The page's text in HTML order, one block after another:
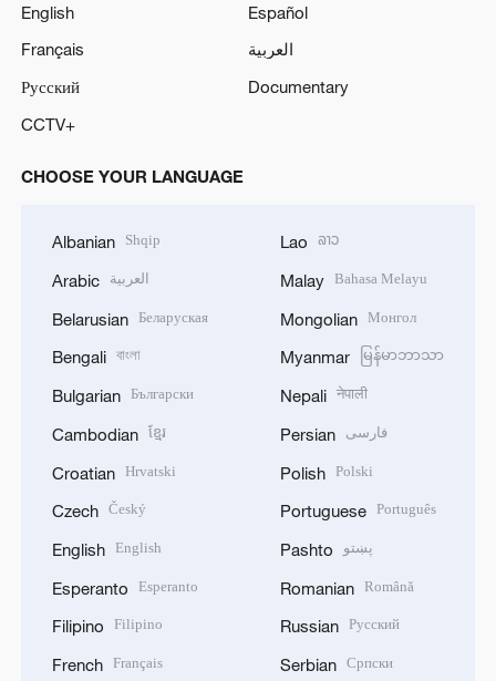
English
Español
Français
العربية
Русский
Documentary
CCTV+
CHOOSE YOUR LANGUAGE
Albanian Shqip
Arabic العربية
Belarusian Беларуская
Bengali বাংলা
Bulgarian Български
Cambodian ខ្មែរ
Croatian Hrvatski
Czech Český
English English
Esperanto Esperanto
Filipino Filipino
French Français
Lao ລາວ
Malay Bahasa Melayu
Mongolian Монгол
Myanmar မြန်မာဘာသာ
Nepali नेपाली
Persian فارسی
Polish Polski
Portuguese Português
Pashto پښتو
Romanian Română
Russian Русский
Serbian Српски